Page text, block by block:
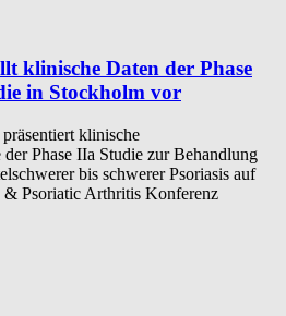
klinische Daten der Phase
in Stockholm vor
klinische
der Phase IIa Studie zur Behandlung
bis schwerer Psoriasis auf
& Psoriatic Arthritis Konferenz